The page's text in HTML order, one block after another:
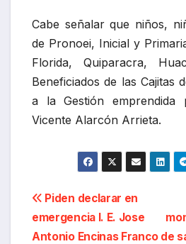
Cabe señalar que niños,
de Pronoei, Inicial y
Florida, Quiparacra,
Beneficiados de las Cajitas
a la Gestión emprendida
Vicente Alarcón Arrieta.
Navegación
de
de
Piden declarar en
emergencia I. E. Jose
Antonio Encinas Franco